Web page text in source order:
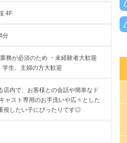
4F
分
務が必須のため ・未経験者大歓迎
学生、主婦の方大歓迎
店内で、お客様との会話や簡単なド
ャスト専用のお手洗いや広々とした
視したい子にぴったりです◎